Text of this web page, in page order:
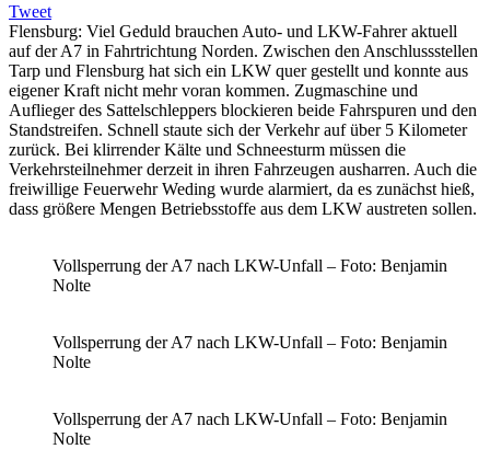
Tweet
Flensburg: Viel Geduld brauchen Auto- und LKW-Fahrer aktuell
auf der A7 in Fahrtrichtung Norden. Zwischen den Anschlussstellen
Tarp und Flensburg hat sich ein LKW quer gestellt und konnte aus
eigener Kraft nicht mehr voran kommen. Zugmaschine und
Auflieger des Sattelschleppers blockieren beide Fahrspuren und den
Standstreifen. Schnell staute sich der Verkehr auf über 5 Kilometer
zurück. Bei klirrender Kälte und Schneesturm müssen die
Verkehrsteilnehmer derzeit in ihren Fahrzeugen ausharren. Auch die
freiwillige Feuerwehr Weding wurde alarmiert, da es zunächst hieß,
dass größere Mengen Betriebsstoffe aus dem LKW austreten sollen.
Vollsperrung der A7 nach LKW-Unfall – Foto: Benjamin
Nolte
Vollsperrung der A7 nach LKW-Unfall – Foto: Benjamin
Nolte
Vollsperrung der A7 nach LKW-Unfall – Foto: Benjamin
Nolte